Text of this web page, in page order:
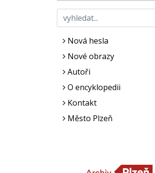
Nová hesla
Nové obrazy
Autoři
O encyklopedii
Kontakt
Město Plzeň